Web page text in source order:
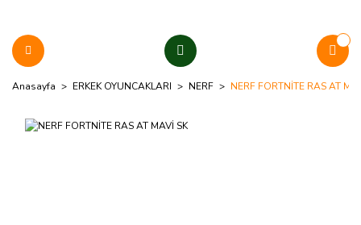
Anasayfa ERKEK OYUNCAKLARI NERF NERF FORTNİTE RAS AT